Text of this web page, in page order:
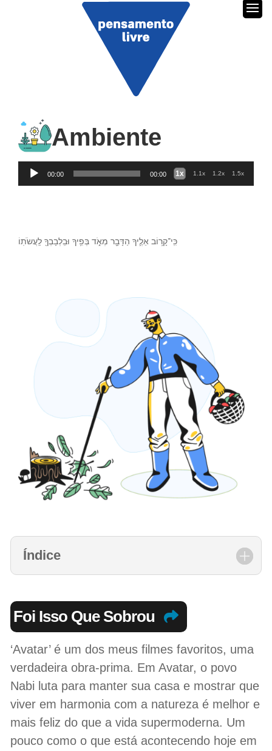
Ambiente
Audio
00:00 00:00 1x 1.1x 1.2x 1.5x
כִּֽי־קָר֥וֹב אֵלֶ֛יךָ הַדָּבָ֖ר מְאֹ֑ד בְּפִ֥יךָ וּבִֽלְבָבְךָ֖ לַֽעֲשֹׂתֽוֹ
Índice
Foi Isso Que Sobrou
‘Avatar’ é um dos meus filmes favoritos, uma
verdadeira obra-prima. Em Avatar, o povo
Nabi luta para manter sua casa e mostrar que
viver em harmonia com a natureza é melhor e
mais feliz do que a vida supermoderna. Um
pouco como o que está acontecendo hoje em